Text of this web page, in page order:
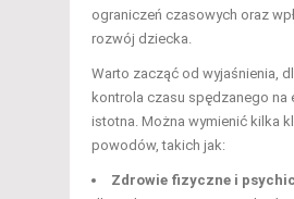
ograniczeń czasowych oraz
rozwój dziecka.
Warto zacząć od wyjaśnienia,
kontrola czasu spędzanego na
istotna. Można wymienić kilka
powodów, takich jak:
Zdrowie fizyczne i